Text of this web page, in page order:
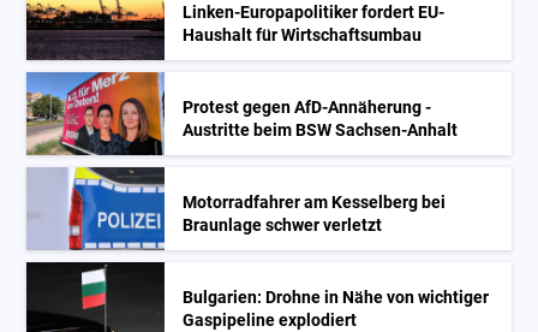
Linken-Europapolitiker fordert EU-
Haushalt für Wirtschaftsumbau
Protest gegen AfD-Annäherung -
Austritte beim BSW Sachsen-Anhalt
Motorradfahrer am Kesselberg bei
Braunlage schwer verletzt
Bulgarien: Drohne in Nähe von wichtiger
Gaspipeline explodiert